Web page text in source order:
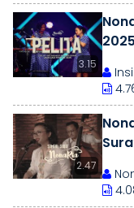
3.15
2.47